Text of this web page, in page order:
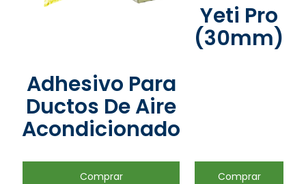
Adhesivo Para
Ductos De Aire
Acondicionado
Comprar
Yeti Pro
(30mm)
Comprar